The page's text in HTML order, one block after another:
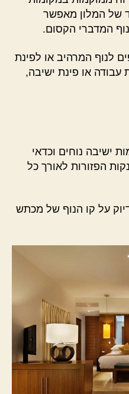
של המלון מאפשר
המדברי הקסום.
לנוף המרהיב או לפינת
עבודה או פינת ישיבה,
ישיבה נוחים וכדאי
הפזורות לאורך כל
על קו הנוף של מכתש